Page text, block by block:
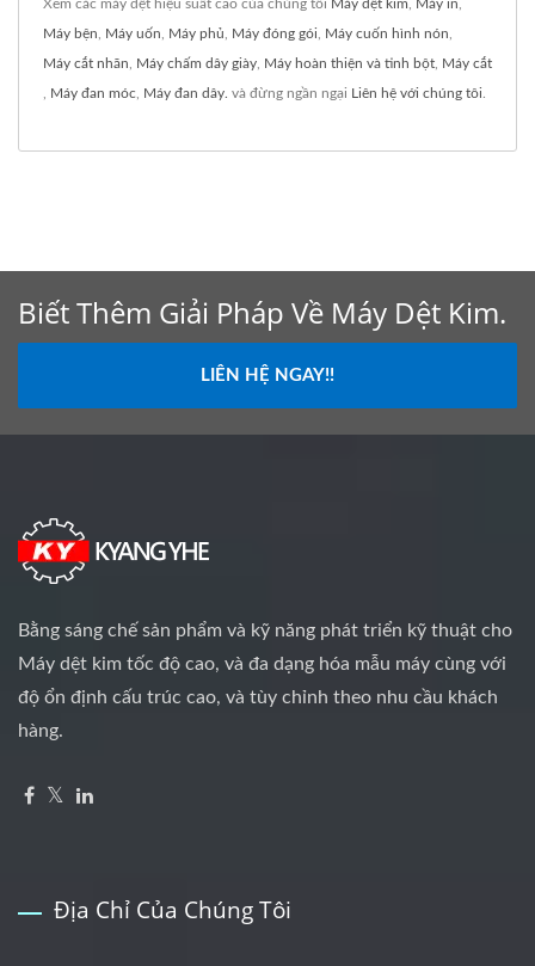
Xem các máy dệt hiệu suất cao của chúng tôi Máy dệt kim, Máy in,
Máy bện, Máy uốn, Máy phủ, Máy đóng gói, Máy cuốn hình nón,
Máy cắt nhãn, Máy chấm dây giày, Máy hoàn thiện và tinh bột, Máy cắt
, Máy đan móc, Máy đan dây. và đừng ngần ngại Liên hệ với chúng tôi.
Biết Thêm Giải Pháp Về Máy Dệt Kim.
LIÊN HỆ NGAY!!
Bằng sáng chế sản phẩm và kỹ năng phát triển kỹ thuật cho
Máy dệt kim tốc độ cao, và đa dạng hóa mẫu máy cùng với
độ ổn định cấu trúc cao, và tùy chỉnh theo nhu cầu khách
hàng.
Địa Chỉ Của Chúng Tôi